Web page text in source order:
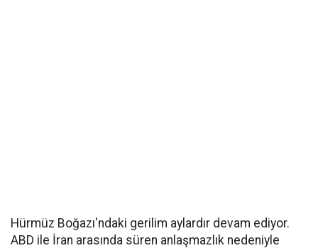
Hürmüz Boğazı'ndaki gerilim aylardır devam ediyor.
ABD ile İran arasında süren anlaşmazlık nedeniyle